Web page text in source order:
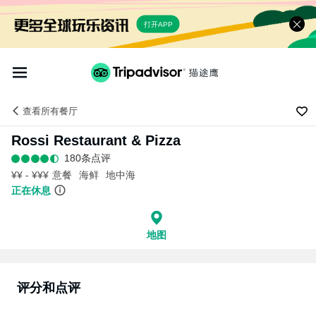
打开APP
查看所有餐厅
Rossi Restaurant & Pizza
180条点评
¥¥ - ¥¥¥ 意餐 海鲜
地中海
正在休息
地图
评分和点评